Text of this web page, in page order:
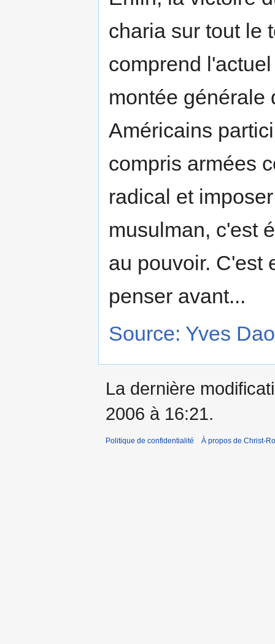
charia sur tout le
comprend
montée générale
Américains
compris armées
radical et
musulman, c'est
au pouvoir. C'est
penser avant...
Source: Yves
La dernière
2006 à 16:21.
Politique de confidentialité À propos de Christ-